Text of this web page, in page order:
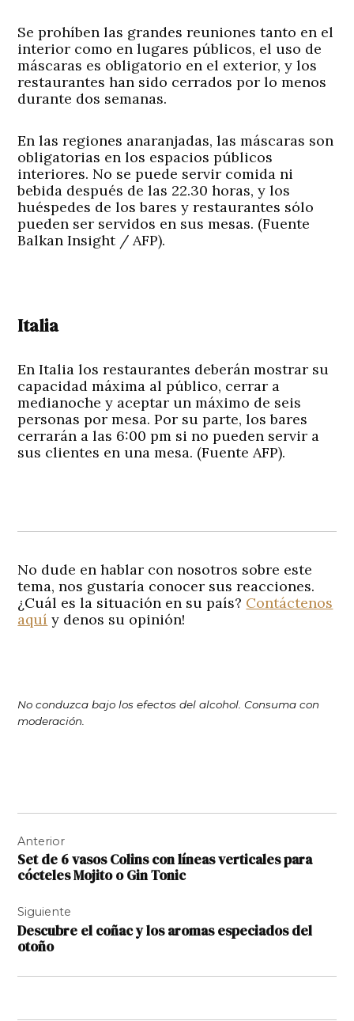
Se prohíben las grandes reuniones tanto en el
interior como en lugares públicos, el uso de
máscaras es obligatorio en el exterior, y los
restaurantes han sido cerrados por lo menos
durante dos semanas.
En las regiones anaranjadas, las máscaras son
obligatorias en los espacios públicos
interiores. No se puede servir comida ni
bebida después de las 22.30 horas, y los
huéspedes de los bares y restaurantes sólo
pueden ser servidos en sus mesas. (Fuente
Balkan Insight / AFP).
Italia
En Italia los restaurantes deberán mostrar su
capacidad máxima al público, cerrar a
medianoche y aceptar un máximo de seis
personas por mesa. Por su parte, los bares
cerrarán a las 6:00 pm si no pueden servir a
sus clientes en una mesa. (Fuente AFP).
No dude en hablar con nosotros sobre este
tema, nos gustaría conocer sus reacciones.
¿Cuál es la situación en su país? Contáctenos
aquí y denos su opinión!
No conduzca bajo los efectos del alcohol. Consuma con
moderación.
de
entradas
Anterior
Set de 6 vasos Colins con líneas verticales para
cócteles Mojito o Gin Tonic
Siguiente
Descubre el coñac y los aromas especiados del
otoño